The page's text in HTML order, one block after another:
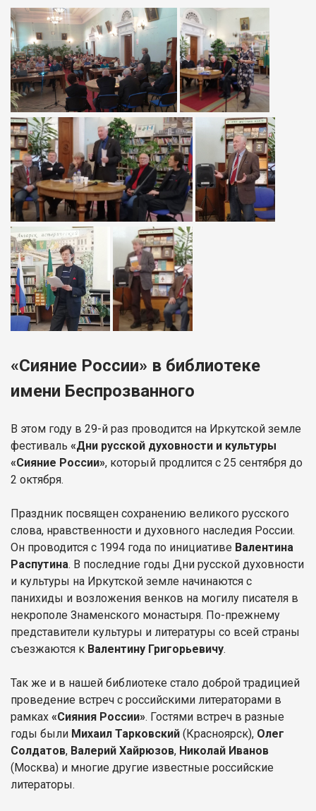
«Сияние России» в библиотеке
имени Беспрозванного
В этом году в 29-й раз проводится на Иркутской земле
фестиваль «Дни русской духовности и культуры
«Сияние России», который продлится с 25 сентября до
2 октября.
Праздник посвящен сохранению великого русского
слова, нравственности и духовного наследия России.
Он проводится с 1994 года по инициативе Валентина
Распутина. В последние годы Дни русской духовности
и культуры на Иркутской земле начинаются с
панихиды и возложения венков на могилу писателя в
некрополе Знаменского монастыря. По-прежнему
представители культуры и литературы со всей страны
съезжаются к Валентину Григорьевичу.
Так же и в нашей библиотеке стало доброй традицией
проведение встреч с российскими литераторами в
рамках «Сияния России». Гостями встреч в разные
годы были Михаил Тарковский (Красноярск), Олег
Солдатов, Валерий Хайрюзов, Николай Иванов
(Москва) и многие другие известные российские
литераторы.